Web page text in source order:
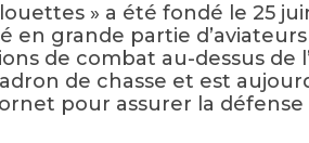
» a été fondé le 25
en grande partie
de combat au-dessus de
de chasse et est
pour assurer la